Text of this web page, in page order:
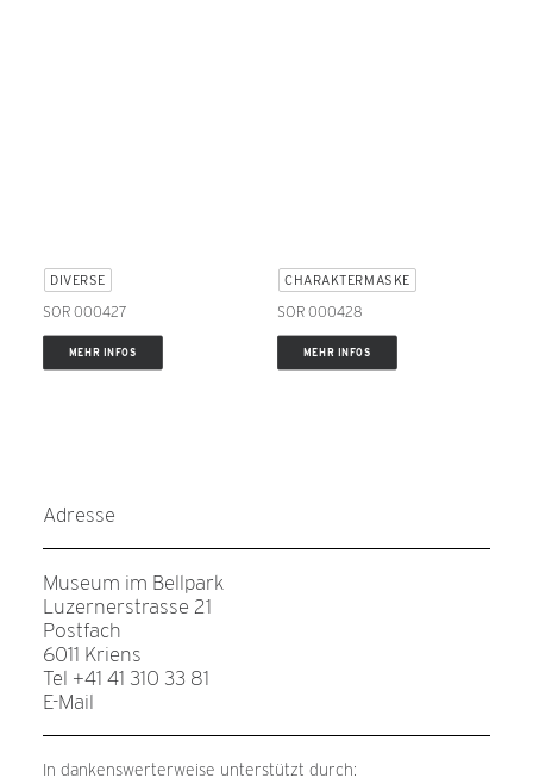
DIVERSE
SOR 000427
MEHR INFOS
CHARAKTERMASKE
SOR 000428
MEHR INFOS
Adresse
Museum im Bellpark
Luzernerstrasse 21
Postfach
6011 Kriens
Tel +41 41 310 33 81
E-Mail
In dankenswerterweise unterstützt durch: